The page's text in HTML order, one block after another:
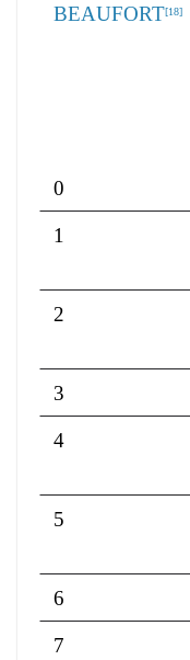
BEAUFORT[18]
0
1
2
3
4
5
6
7